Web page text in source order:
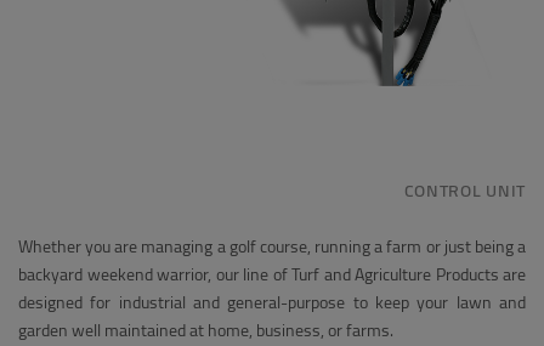
CONTROL UNIT
Whether you are managing a golf course, running a farm or just being a
backyard weekend warrior, our line of Turf and Agriculture Products are
designed for industrial and general-purpose to keep your lawn and
garden well maintained at home, business, or farms.